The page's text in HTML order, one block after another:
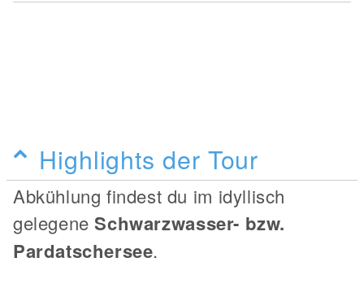
Highlights der Tour
Abkühlung findest du im idyllisch
gelegene Schwarzwasser- bzw.
Pardatschersee.